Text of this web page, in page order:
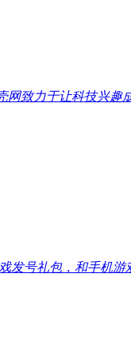
致力于让科技兴趣
发号礼包，和手机